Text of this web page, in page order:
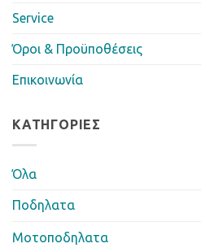
Service
Όροι & Προϋποθέσεις
Επικοινωνία
ΚΑΤΗΓΟΡΊΕΣ
Όλα
Ποδηλατα
Μοτοποδηλατα